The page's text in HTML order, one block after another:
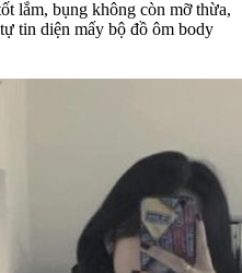
lắm, bụng không còn mỡ thừa,
tin diện mấy bộ đồ ôm body